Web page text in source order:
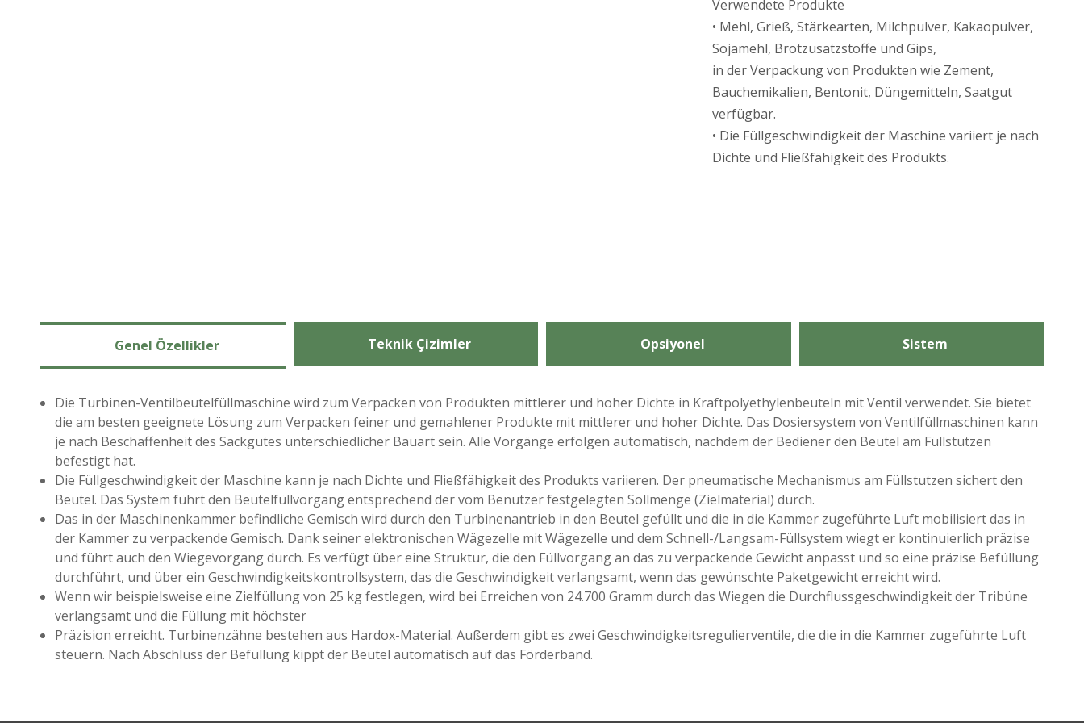
Verwendete Produkte
• Mehl, Grieß, Stärkearten, Milchpulver, Kakaopulver,
Sojamehl, Brotzusatzstoffe und Gips,
in der Verpackung von Produkten wie Zement,
Bauchemikalien, Bentonit, Düngemitteln, Saatgut
verfügbar.
• Die Füllgeschwindigkeit der Maschine variiert je nach
Dichte und Fließfähigkeit des Produkts.
Genel Özellikler Teknik Çizimler Opsiyonel Sistem
Die Turbinen-Ventilbeutelfüllmaschine wird zum Verpacken von Produkten mittlerer und hoher Dichte in Kraftpolyethylenbeuteln mit Ventil verwendet. Sie bietet
die am besten geeignete Lösung zum Verpacken feiner und gemahlener Produkte mit mittlerer und hoher Dichte. Das Dosiersystem von Ventilfüllmaschinen kann
je nach Beschaffenheit des Sackgutes unterschiedlicher Bauart sein. Alle Vorgänge erfolgen automatisch, nachdem der Bediener den Beutel am Füllstutzen
befestigt hat.
Die Füllgeschwindigkeit der Maschine kann je nach Dichte und Fließfähigkeit des Produkts variieren. Der pneumatische Mechanismus am Füllstutzen sichert den
Beutel. Das System führt den Beutelfüllvorgang entsprechend der vom Benutzer festgelegten Sollmenge (Zielmaterial) durch.
Das in der Maschinenkammer befindliche Gemisch wird durch den Turbinenantrieb in den Beutel gefüllt und die in die Kammer zugeführte Luft mobilisiert das in
der Kammer zu verpackende Gemisch. Dank seiner elektronischen Wägezelle mit Wägezelle und dem Schnell-/Langsam-Füllsystem wiegt er kontinuierlich präzise
und führt auch den Wiegevorgang durch. Es verfügt über eine Struktur, die den Füllvorgang an das zu verpackende Gewicht anpasst und so eine präzise Befüllung
durchführt, und über ein Geschwindigkeitskontrollsystem, das die Geschwindigkeit verlangsamt, wenn das gewünschte Paketgewicht erreicht wird.
Wenn wir beispielsweise eine Zielfüllung von 25 kg festlegen, wird bei Erreichen von 24.700 Gramm durch das Wiegen die Durchflussgeschwindigkeit der Tribüne
verlangsamt und die Füllung mit höchster
Präzision erreicht. Turbinenzähne bestehen aus Hardox-Material. Außerdem gibt es zwei Geschwindigkeitsregulierventile, die die in die Kammer zugeführte Luft
steuern. Nach Abschluss der Befüllung kippt der Beutel automatisch auf das Förderband.